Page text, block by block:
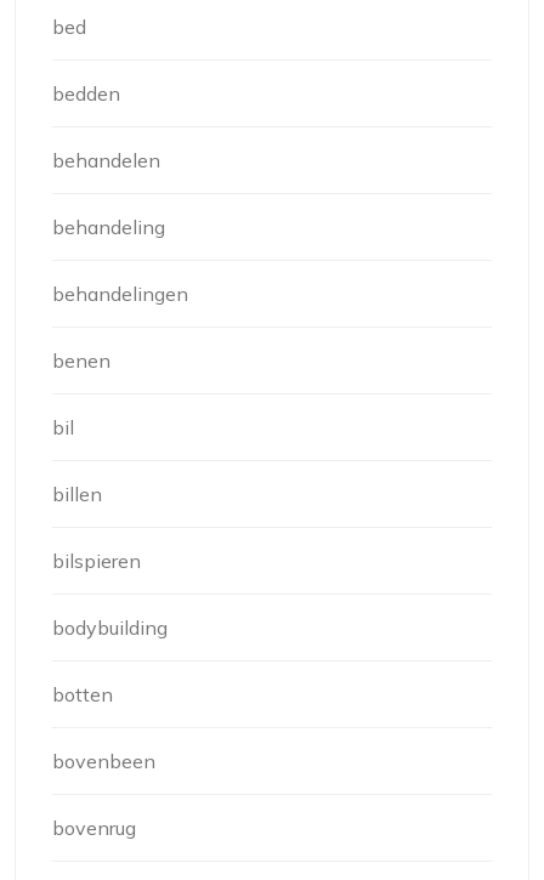
bed
bedden
behandelen
behandeling
behandelingen
benen
bil
billen
bilspieren
bodybuilding
botten
bovenbeen
bovenrug